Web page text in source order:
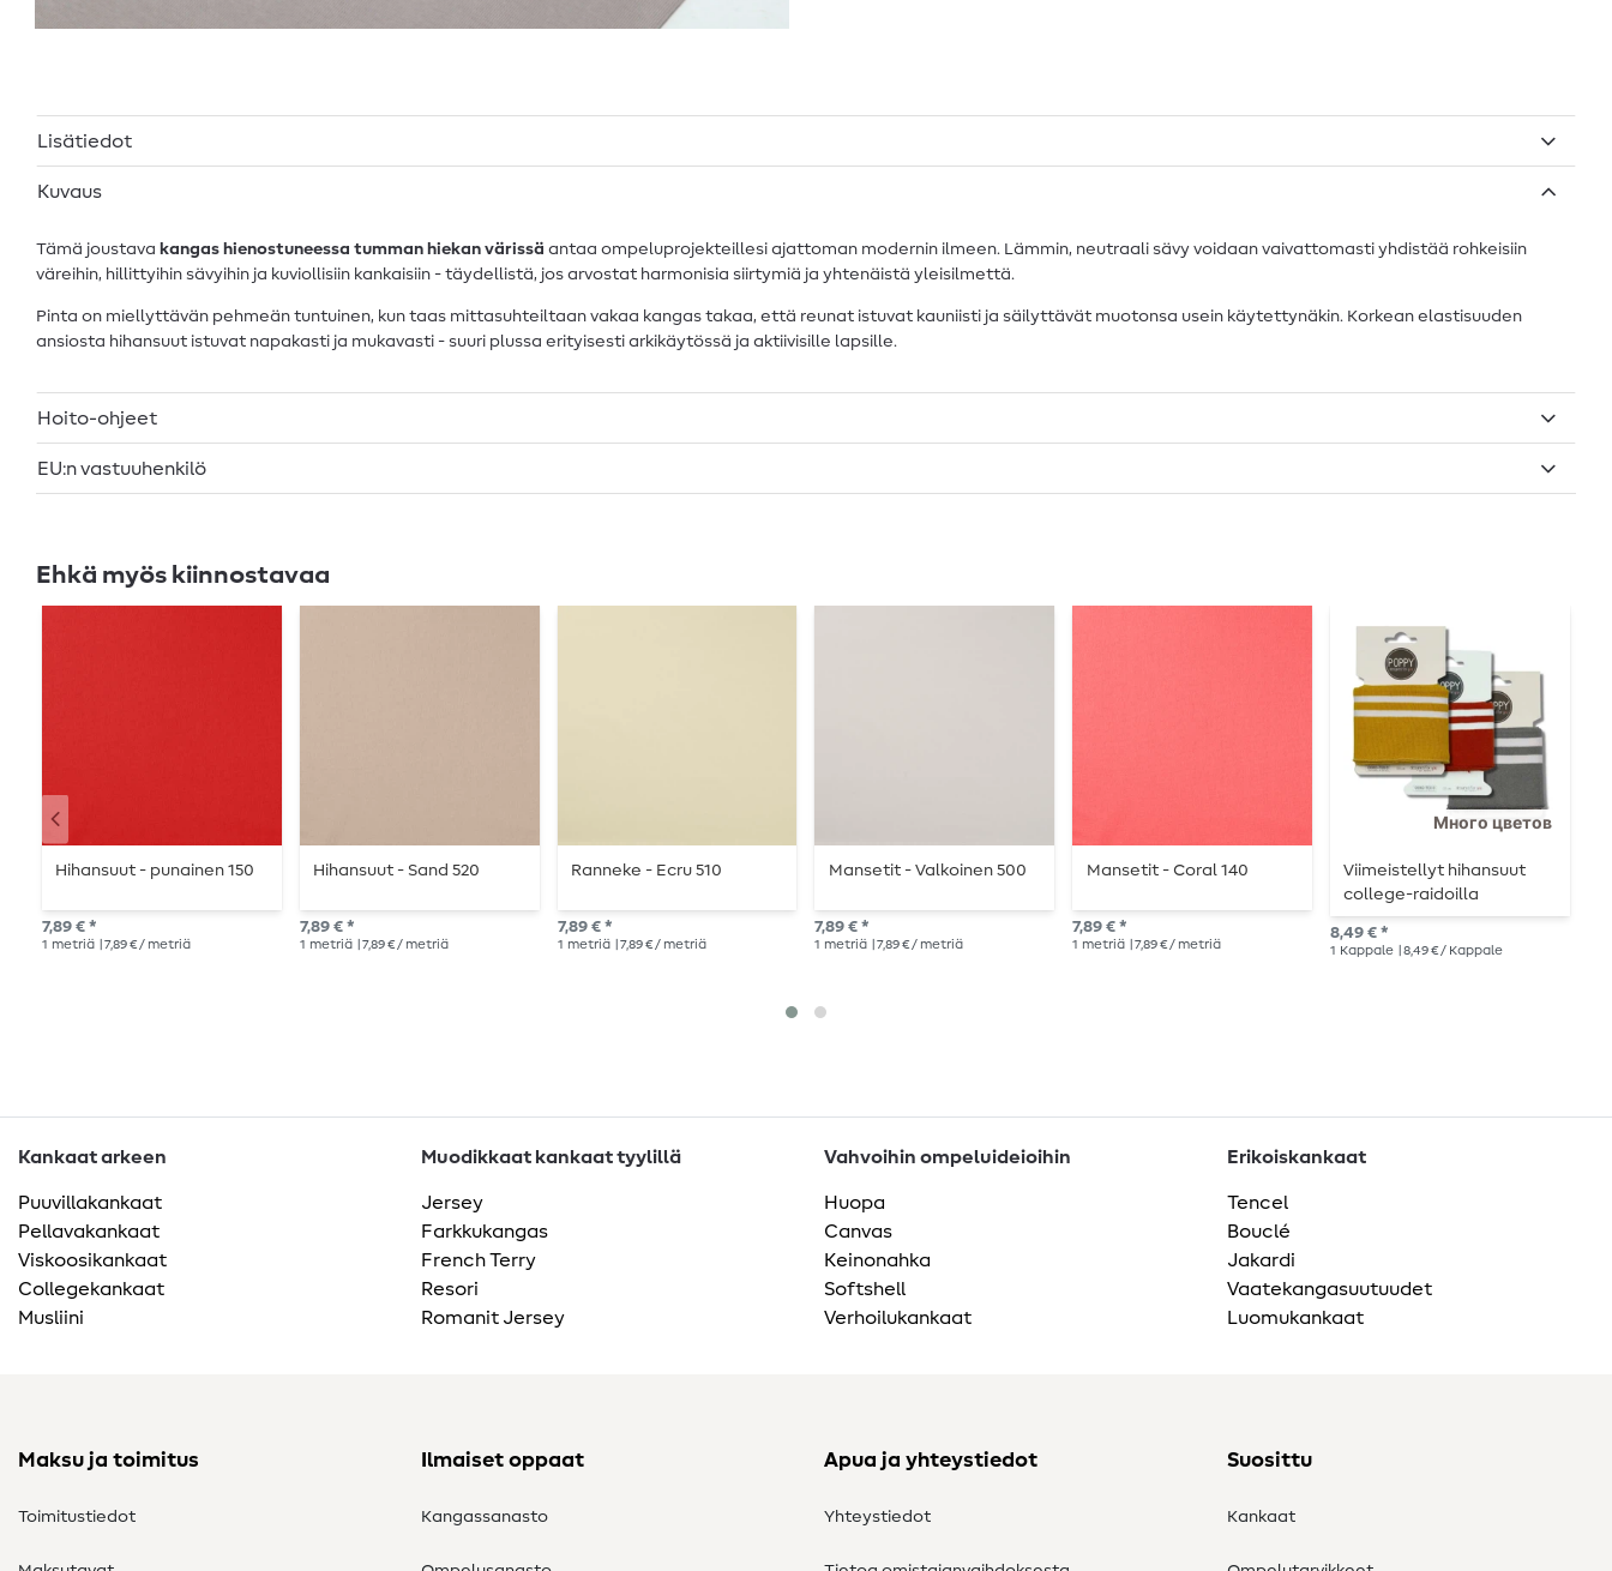
Lisätiedot
Kuvaus
Tämä joustava kangas hienostuneessa tumman hiekan värissä antaa ompeluprojekteillesi ajattoman modernin ilmeen. Lämmin, neutraali sävy voidaan vaivattomasti yhdistää rohkeisiin
väreihin, hillittyihin sävyihin ja kuviollisiin kankaisiin - täydellistä, jos arvostat harmonisia siirtymiä ja yhtenäistä yleisilmettä.
Pinta on miellyttävän pehmeän tuntuinen, kun taas mittasuhteiltaan vakaa kangas takaa, että reunat istuvat kauniisti ja säilyttävät muotonsa usein käytettynäkin. Korkean elastisuuden
ansiosta hihansuut istuvat napakasti ja mukavasti - suuri plussa erityisesti arkikäytössä ja aktiivisille lapsille.
Hoito-ohjeet
EU:n vastuuhenkilö
Ehkä myös kiinnostavaa
Hihansuut - punainen 150
7,89 € *
1 metriä | 7,89 € / metriä
Hihansuut - Sand 520
7,89 € *
1 metriä | 7,89 € / metriä
Ranneke - Ecru 510
7,89 € *
1 metriä | 7,89 € / metriä
Mansetit - Valkoinen 500
7,89 € *
1 metriä | 7,89 € / metriä
Mansetit - Coral 140
7,89 € *
1 metriä | 7,89 € / metriä
Много цветов
Viimeistellyt hihansuut
college-raidoilla
8,49 € *
1 Kappale | 8,49 € / Kappale
Kankaat arkeen
Puuvillakankaat
Pellavakankaat
Viskoosikankaat
Collegekankaat
Musliini
Muodikkaat kankaat tyylillä
Jersey
Farkkukangas
French Terry
Resori
Romanit Jersey
Vahvoihin ompeluideioihin
Huopa
Canvas
Keinonahka
Softshell
Verhoilukankaat
Erikoiskankaat
Tencel
Bouclé
Jakardi
Vaatekangasuutuudet
Luomukankaat
Maksu ja toimitus
Toimitustiedot
Ilmaiset oppaat
Kangassanasto
Apua ja yhteystiedot
Yhteystiedot
Suosittu
Kankaat